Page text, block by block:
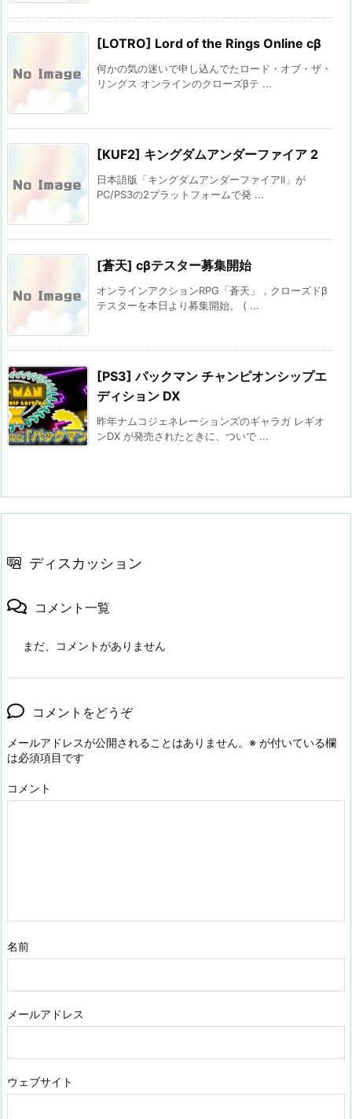
[LOTRO] Lord of the Rings Online cβ
何かの気の迷いで申し込んでたロード・オブ・ザ・
リングス オンラインのクローズβテ ...
[KUF2] キングダムアンダーファイア 2
日本語版「キングダムアンダーファイアII」が
PC/PS3の2プラットフォームで発 ...
[蒼天] cβテスター募集開始
オンラインアクションRPG「蒼天」，クローズドβ
テスターを本日より募集開始。 ( ...
[PS3] パックマン チャンピオンシップエ
ディション DX
昨年ナムコジェネレーションズのギャラガ レギオ
ンDX が発売されたときに、ついで ...
ディスカッション
コメント一覧
まだ、コメントがありません
コメントをどうぞ
メールアドレスが公開されることはありません。 ※ が付いている欄
は必須項目です
コメント
名前
メールアドレス
ウェブサイト